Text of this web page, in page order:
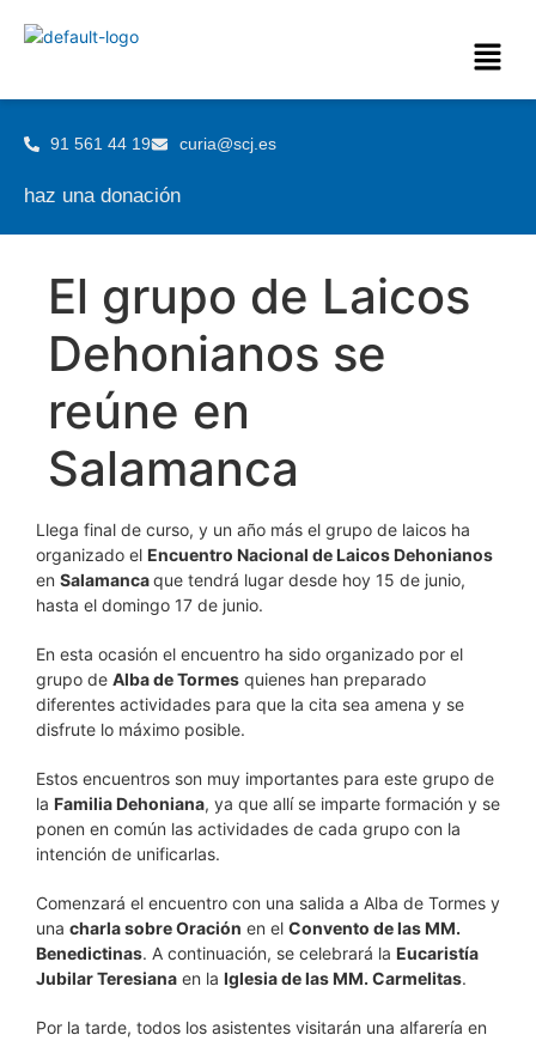
91 561 44 19 curia@scj.es
haz una donación
El grupo de Laicos
Dehonianos se
reúne en
Salamanca
Llega final de curso, y un año más el grupo de laicos ha
organizado el Encuentro Nacional de Laicos Dehonianos
en Salamancaque tendrá lugar desde hoy 15 de junio,
hasta el domingo 17 de junio.
En esta ocasión el encuentro ha sido organizado por el
grupo de Alba de Tormes quienes han preparado
diferentes actividades para que la cita sea amena y se
disfrute lo máximo posible.
Estos encuentros son muy importantes para este grupo de
la Familia Dehoniana, ya que allí se imparte formación y se
ponen en común las actividades de cada grupo con la
intención de unificarlas.
Comenzará el encuentro con una salida a Alba de Tormes y
una charla sobre Oración en el Convento de las MM.
Benedictinas. A continuación, se celebrará la Eucaristía
Jubilar Teresiana en la Iglesia de las MM. Carmelitas.
Por la tarde, todos los asistentes visitarán una alfarería en